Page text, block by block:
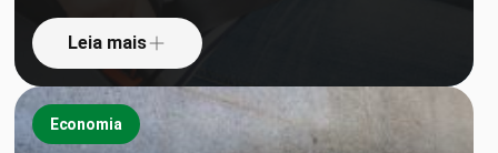
Leia mais
Economia